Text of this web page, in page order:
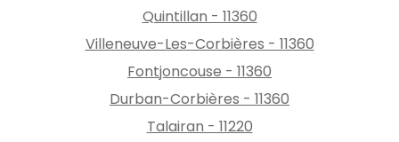
Quintillan - 11360
Villeneuve-Les-Corbières - 11360
Fontjoncouse - 11360
Durban-Corbières - 11360
Talairan - 11220